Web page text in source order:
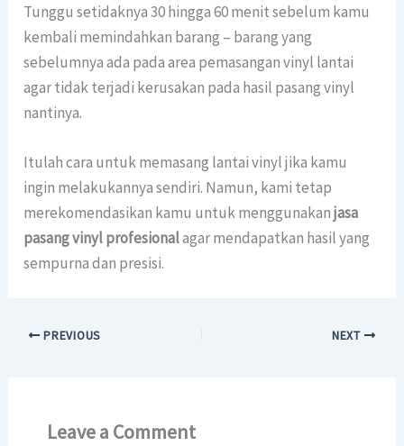
Tunggu setidaknya 30 hingga 60 menit sebelum kamu
kembali memindahkan barang – barang yang
sebelumnya ada pada area pemasangan vinyl lantai
agar tidak terjadi kerusakan pada hasil pasang vinyl
nantinya.
Itulah cara untuk memasang lantai vinyl jika kamu
ingin melakukannya sendiri. Namun, kami tetap
merekomendasikan kamu untuk menggunakanjasa
pasang vinyl profesionalagar mendapatkan hasil yang
sempurna dan presisi.
PREVIOUS NEXT
Leave a Comment